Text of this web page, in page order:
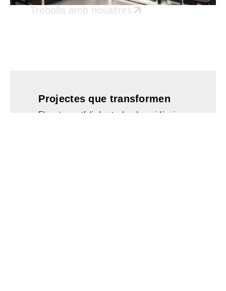
Treballa amb nosaltres
Projectes que transformen
El nostre portfoli abasta des de residències